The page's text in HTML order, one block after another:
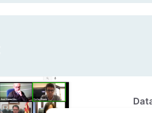
tecles
avall
per